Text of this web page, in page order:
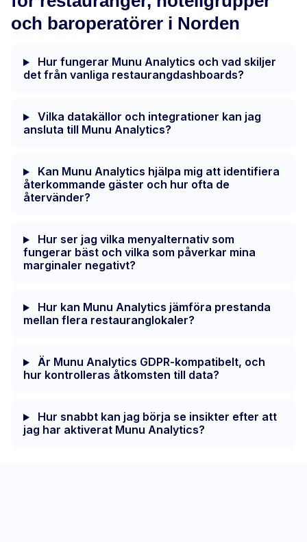
och baroperatörer i Norden
Hur fungerar Munu Analytics och vad skiljer
det från vanliga restaurangdashboards?
Vilka datakällor och integrationer kan jag
ansluta till Munu Analytics?
Kan Munu Analytics hjälpa mig att identifiera
återkommande gäster och hur ofta de
återvänder?
Hur ser jag vilka menyalternativ som
fungerar bäst och vilka som påverkar mina
marginaler negativt?
Hur kan Munu Analytics jämföra prestanda
mellan flera restauranglokaler?
Är Munu Analytics GDPR-kompatibelt, och
hur kontrolleras åtkomsten till data?
Hur snabbt kan jag börja se insikter efter att
jag har aktiverat Munu Analytics?